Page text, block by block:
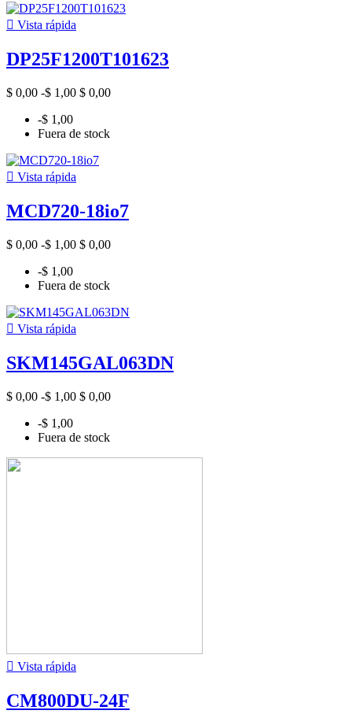
 Vista rápida
DP25F1200T101623
$ 0,00 -$ 1,00 $ 0,00
-$ 1,00
Fuera de stock
 Vista rápida
MCD720-18io7
$ 0,00 -$ 1,00 $ 0,00
-$ 1,00
Fuera de stock
 Vista rápida
SKM145GAL063DN
$ 0,00 -$ 1,00 $ 0,00
-$ 1,00
Fuera de stock
 Vista rápida
CM800DU-24F